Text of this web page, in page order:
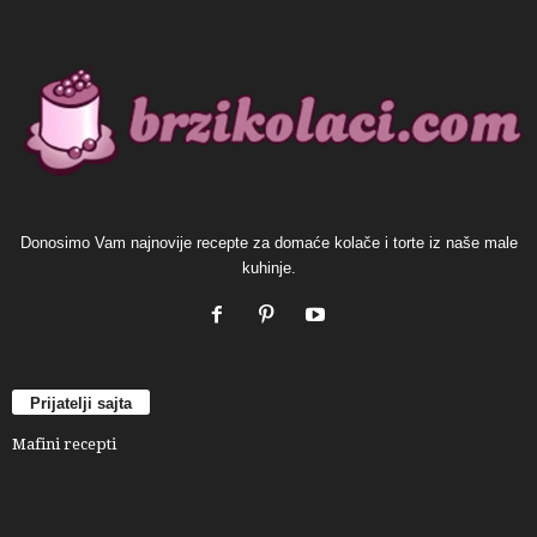
Donosimo Vam najnovije recepte za domaće kolače i torte iz naše male
kuhinje.
Prijatelji sajta
Mafini recepti